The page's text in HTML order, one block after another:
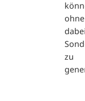
ohne
zu